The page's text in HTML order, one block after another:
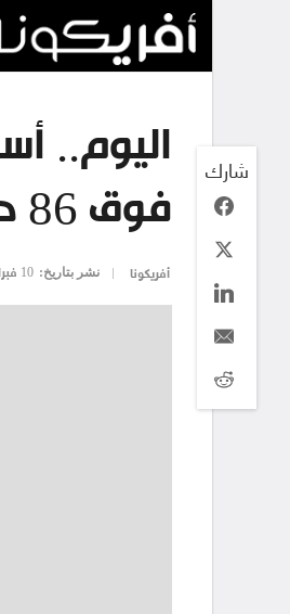
فوق 86 دولارًا
أفريكونا نشر بتاريخ: 10 فبراير 2023
شارك